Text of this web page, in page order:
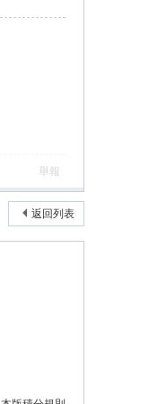
舉報
返回列表